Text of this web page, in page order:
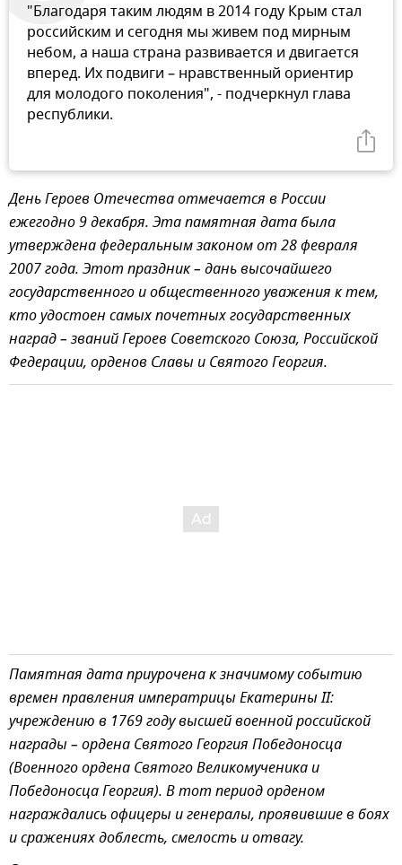
"Благодаря таким людям в 2014 году Крым стал
российским и сегодня мы живем под мирным
небом, а наша страна развивается и двигается
вперед. Их подвиги – нравственный ориентир
для молодого поколения", - подчеркнул глава
республики.
День Героев Отечества отмечается в России
ежегодно 9 декабря. Эта памятная дата была
утверждена федеральным законом от 28 февраля
2007 года. Этот праздник – дань высочайшего
государственного и общественного уважения к тем,
кто удостоен самых почетных государственных
наград – званий Героев Советского Союза, Российской
Федерации, орденов Славы и Святого Георгия.
Памятная дата приурочена к значимому событию
времен правления императрицы Екатерины II:
учреждению в 1769 году высшей военной российской
награды – ордена Святого Георгия Победоносца
(Военного ордена Святого Великомученика и
Победоносца Георгия). В тот период орденом
награждались офицеры и генералы, проявившие в боях
и сражениях доблесть, смелость и отвагу.